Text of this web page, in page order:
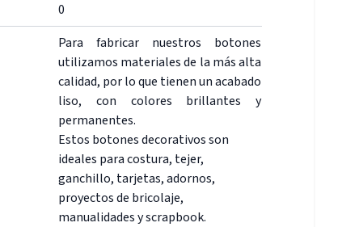
0
Para fabricar nuestros botones
utilizamos materiales de la más alta
calidad, por lo que tienen un acabado
liso, con colores brillantes y
permanentes.
Estos botones decorativos son
ideales para costura, tejer,
ganchillo, tarjetas, adornos,
proyectos de bricolaje,
manualidades y scrapbook.